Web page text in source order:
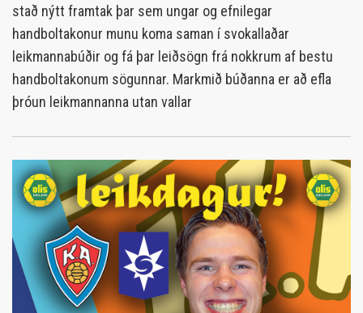
stað nýtt framtak þar sem ungar og efnilegar
handboltakonur munu koma saman í svokallaðar
leikmannabúðir og fá þar leiðsögn frá nokkrum af bestu
handboltakonum sögunnar. Markmið búðanna er að efla
þróun leikmannanna utan vallar